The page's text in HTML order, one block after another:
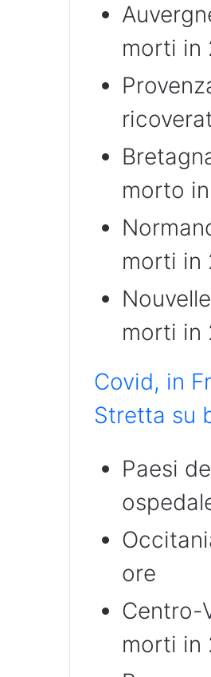
morti in
morto
morti in
morti in
Covid, in
Stretta su
Paesi
ore
Centro-
morti in